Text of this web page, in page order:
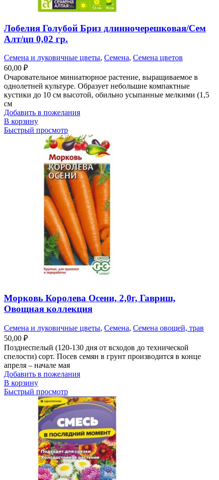
Лобелия Голубой Бриз длинночерешковая/Сем
Алт/цп 0,02 гр.
Семена и луковичные цветы, Семена, Семена цветов
60,00 ₽
Очаровательное миниатюрное растение, выращиваемое в
однолетней культуре. Образует небольшие компактные
кустики до 10 см высотой, обильно усыпанные мелкими (1,5
см
Добавить в пожелания
В корзину
Быстрый просмотр
Морковь Королева Осени, 2,0г, Гавриш,
Овощная коллекция
Семена и луковичные цветы, Семена, Семена овощей, трав
50,00 ₽
Позднеспелый (120-130 дня от всходов до технической
спелости) сорт. Посев семян в грунт производится в конце
апреля – начале мая
Добавить в пожелания
В корзину
Быстрый просмотр